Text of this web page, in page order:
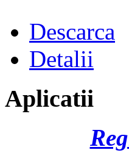
Descarca
Detalii
Aplicatii